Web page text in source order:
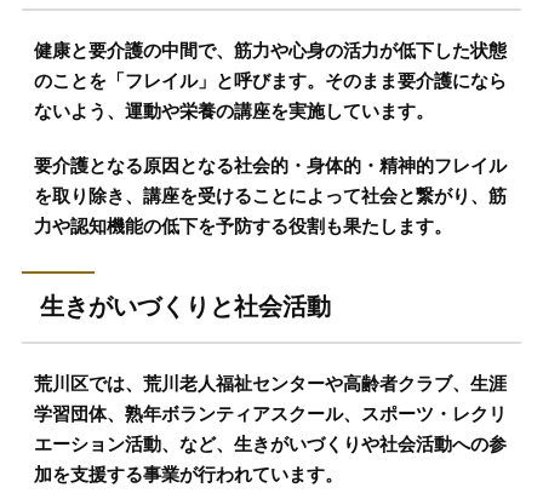
健康と要介護の中間で、筋力や心身の活力が低下した状態
のことを「フレイル」と呼びます。そのまま要介護になら
ないよう、運動や栄養の講座を実施しています。
要介護となる原因となる社会的・身体的・精神的フレイル
を取り除き、講座を受けることによって社会と繋がり、筋
力や認知機能の低下を予防する役割も果たします。
生きがいづくりと社会活動
荒川区では、荒川老人福祉センターや高齢者クラブ、生涯
学習団体、熟年ボランティアスクール、スポーツ・レクリ
エーション活動、など、生きがいづくりや社会活動への参
加を支援する事業が行われています。